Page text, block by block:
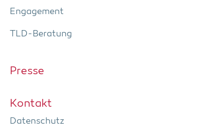
Enga­ge­ment
TLD-Bera­tung
Pres­se
Kon­takt
Daten­schutz